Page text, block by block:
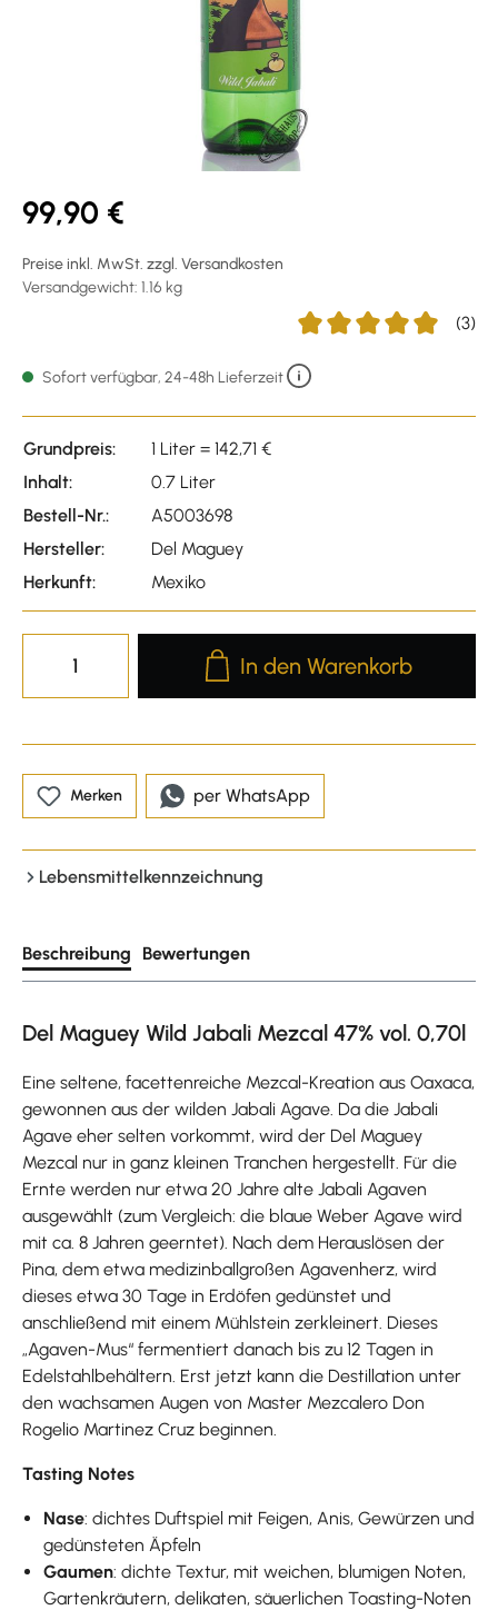
99,90 €
Preise inkl. MwSt. zzgl. Versandkosten
Versandgewicht: 1.16 kg
(3)
Sofort verfügbar, 24-48h Lieferzeit
Grundpreis:
1 Liter = 142,71 €
Inhalt:
0.7 Liter
Bestell-Nr.:
A5003698
Hersteller:
Del Maguey
Herkunft:
Mexiko
Produkt Anzahl: Gib den
In den Warenkorb
Merken per WhatsApp
Lebensmittelkennzeichnung
Beschreibung Bewertungen
Del Maguey Wild Jabali Mezcal 47% vol. 0,70l
Eine seltene, facettenreiche Mezcal-Kreation aus Oaxaca,
gewonnen aus der wilden Jabali Agave. Da die Jabali
Agave eher selten vorkommt, wird der Del Maguey
Mezcal nur in ganz kleinen Tranchen hergestellt. Für die
Ernte werden nur etwa 20 Jahre alte Jabali Agaven
ausgewählt (zum Vergleich: die blaue Weber Agave wird
mit ca. 8 Jahren geerntet). Nach dem Herauslösen der
Pina, dem etwa medizinballgroßen Agavenherz, wird
dieses etwa 30 Tage in Erdöfen gedünstet und
anschließend mit einem Mühlstein zerkleinert. Dieses
„Agaven-Mus“ fermentiert danach bis zu 12 Tagen in
Edelstahlbehältern. Erst jetzt kann die Destillation unter
den wachsamen Augen von Master Mezcalero Don
Rogelio Martinez Cruz beginnen.
Tasting Notes
Nase: dichtes Duftspiel mit Feigen, Anis, Gewürzen und
gedünsteten Äpfeln
Gaumen: dichte Textur, mit weichen, blumigen Noten,
Gartenkräutern, delikaten, säuerlichen Toasting-Noten